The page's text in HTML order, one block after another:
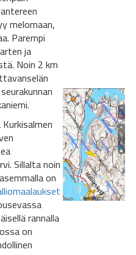
melomaan,
Parempi
ja
Noin 2 km
Sillalta noin
on
rannalla
on